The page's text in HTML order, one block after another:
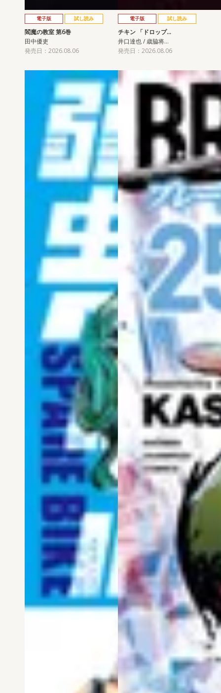
電子版 試し読み
閻魔の教室 第6巻
田中優吏
発売日：2026.08.06
電子版 試し読み
チキン 「ドロップ…
井口達也 / 歳脇将…
発売日：2026.08.06